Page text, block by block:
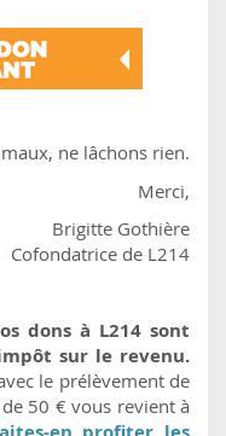
ne lâchons rien.
Merci,
Brigitte Gothière
Cofondatrice de L214
dons à L214 sont
sur le revenu.
le prélèvement de
50 € vous revient à